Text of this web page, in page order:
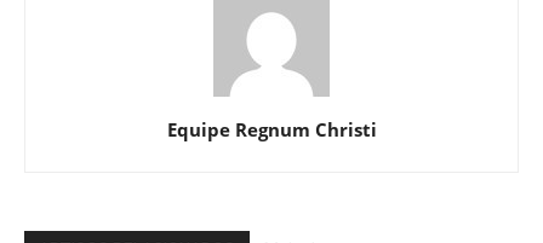
Equipe Regnum Christi